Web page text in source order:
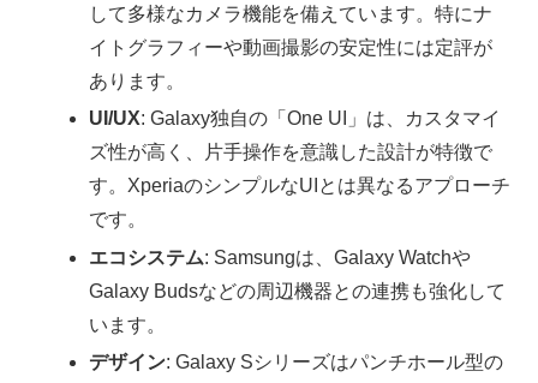
して多様なカメラ機能を備えています。特にナ
イトグラフィーや動画撮影の安定性には定評が
あります。
UI/UX: Galaxy独自の「One UI」は、カスタマイ
ズ性が高く、片手操作を意識した設計が特徴で
す。XperiaのシンプルなUIとは異なるアプローチ
です。
エコシステム: Samsungは、Galaxy Watchや
Galaxy Budsなどの周辺機器との連携も強化して
います。
デザイン: Galaxy Sシリーズはパンチホール型の